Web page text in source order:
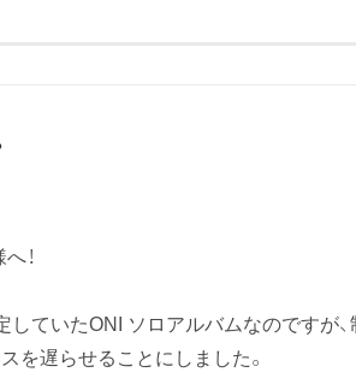
！
ていたONI ソロアルバムなのですが
を遅らせることにしました。